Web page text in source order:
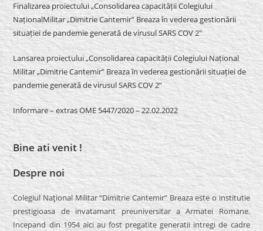
Finalizarea proiectului „Consolidarea capacității Colegiului
NaționalMilitar „Dimitrie Cantemir” Breaza în vederea gestionării
situației de pandemie generată de virusul SARS COV 2″
Lansarea proiectului „Consolidarea capacității Colegiului Național
Militar „Dimitrie Cantemir” Breaza în vederea gestionării situației de
pandemie generată de virusul SARS COV 2”
Informare – extras OME 5447/2020 – 22.02.2022
Bine ati venit !
Despre noi
Colegiul Naţional Militar “Dimitrie Cantemir” Breaza este o institutie
prestigioasa de invatamant preuniversitar a Armatei Romane.
Incepand din 1954 aici au fost pregatite generatii intregi de cadre